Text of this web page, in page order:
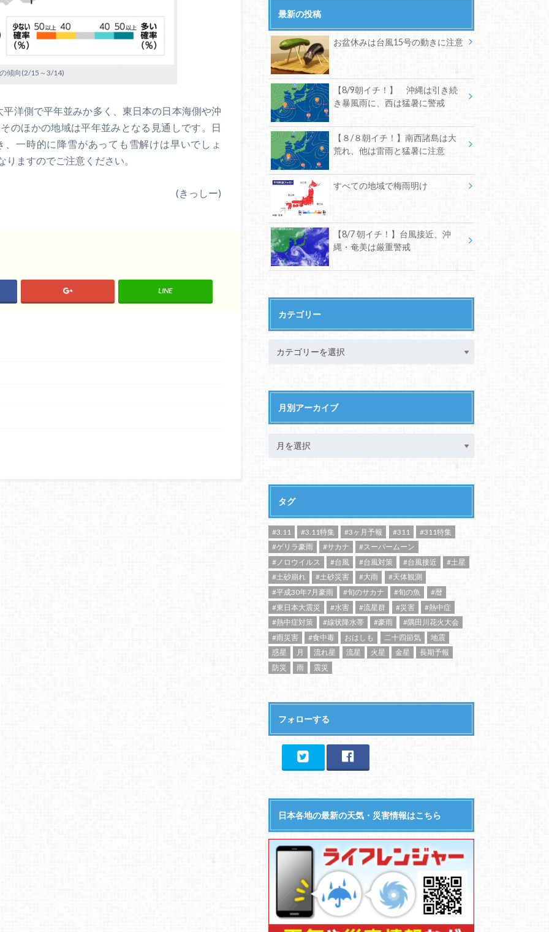
傾向(2/15～3/14)
洋側で平年並みか多く、東日本の日本海側や沖
のほかの地域は平年並みとなる見通しです。日
一時的に降雪があっても雪解けは早いでしょ
ますのでご注意ください。
(きっしー)
LINE
最新の投稿
お盆休みは台風15号の動きに注意
【8/9朝イチ！】 沖縄は引き続
き暴風雨に、西は猛暑に警戒
【８/８朝イチ！】南西諸島は大
荒れ、他は雷雨と猛暑に注意
すべての地域で梅雨明け
【8/7 朝イチ！】台風接近、沖
縄・奄美は厳重警戒
カテゴリー
月別アーカイブ
タグ
#3.11 #3.11特集 #3ヶ月予報 #311
#311特集
#ゲリラ豪雨
#サカナ
#スーパームーン
#ノロウイルス
#台風 #台風対策 #台風接近
#土星
#土砂崩れ
#土砂災害 #大雨
#天体観測
#平成30年7月豪雨
#旬のサカナ #旬の魚
#暦
#東日本大震災
#水害 #流星群 #災害
#熱中症
#熱中症対策
#線状降水帯 #豪雨
#隅田川花火大会
#雨災害
#食中毒 おはしも 二十四節気
地震
惑星
月 流れ星 流星 火星 金星
長期予報
防災
雨 震災
フォローする
日本各地の最新の天気・災害情報はこちら